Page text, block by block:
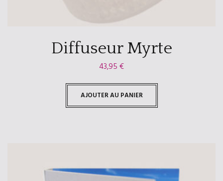
Diffuseur Myrte
43,95€
AJOUTER AU PANIER